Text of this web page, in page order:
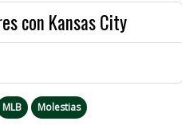
con Kansas City
MLB
Molestias